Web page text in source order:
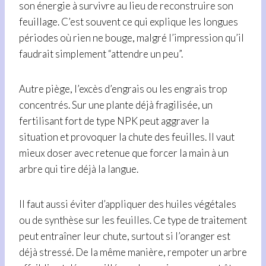
son énergie à survivre au lieu de reconstruire son
feuillage. C’est souvent ce qui explique les longues
périodes où rien ne bouge, malgré l’impression qu’il
faudrait simplement “attendre un peu”.
Autre piège, l’excès d’engrais ou les engrais trop
concentrés. Sur une plante déjà fragilisée, un
fertilisant fort de type NPK peut aggraver la
situation et provoquer la chute des feuilles. Il vaut
mieux doser avec retenue que forcer la main à un
arbre qui tire déjà la langue.
Il faut aussi éviter d’appliquer des huiles végétales
ou de synthèse sur les feuilles. Ce type de traitement
peut entraîner leur chute, surtout si l’oranger est
déjà stressé. De la même manière, rempoter un arbre